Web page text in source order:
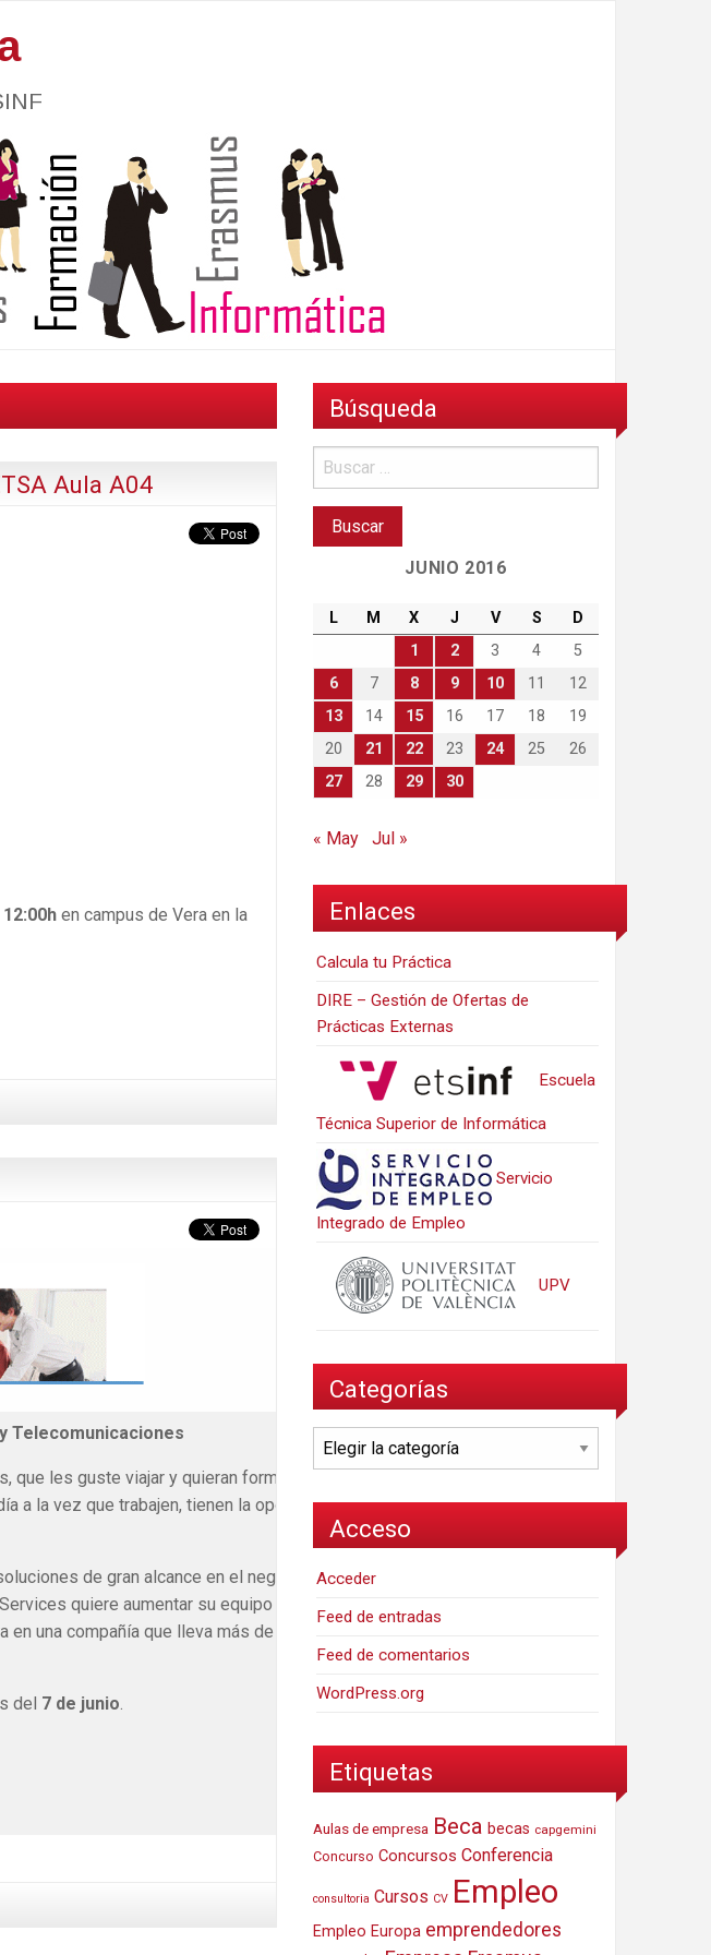
Aula A04
12:00h en campus de Vera en la
Telecomunicaciones
les guste viajar y quieran formar parte de un
a la vez que trabajen, tienen la oportunidad de
de gran alcance en el negocio de nuestros
quiere aumentar su equipo con recién
una compañía que lleva más de 100 años
del 7 de junio.
Búsqueda
JUNIO 2016
L M X J V S
D
1
2 3 4
5
6
7 8 9 10 11
12
13
14 15 16 17 18
19
20
21 22 23 24 25
26
27
28 29 30
« May Jul »
Enlaces
Calcula tu Práctica
DIRE – Gestión de Ofertas de
Prácticas Externas
Escuela
Técnica Superior de Informática
Servicio
Integrado de Empleo
UPV
Categorías
Categorías
Acceso
Acceder
Feed de entradas
Feed de comentarios
WordPress.org
Etiquetas
Aulas de empresa Beca becas capgemini
Concurso Concursos Conferencia
consultoria Cursos CV Empleo
Empleo Europa emprendedores